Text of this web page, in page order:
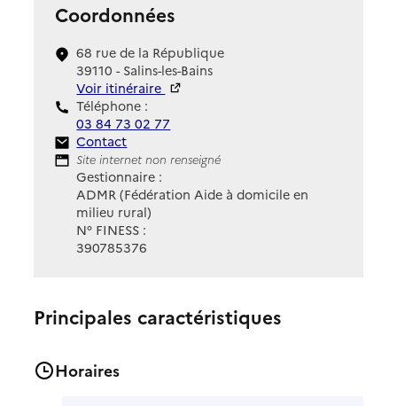
Coordonnées
68 rue de la République
39110 - Salins-les-Bains
Voir itinéraire
Téléphone :
03 84 73 02 77
Contact
Contact
Site Internet
Site internet non renseigné
Gestionnaire :
ADMR (Fédération Aide à domicile en
milieu rural)
N° FINESS :
390785376
Principales caractéristiques
Horaires